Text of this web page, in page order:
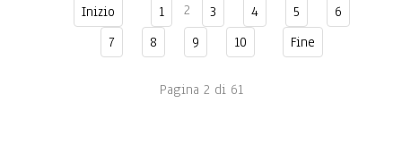
Inizio 1 2 3 4 5
6
7
8 9 10 Fine
Pagina 2 di 61